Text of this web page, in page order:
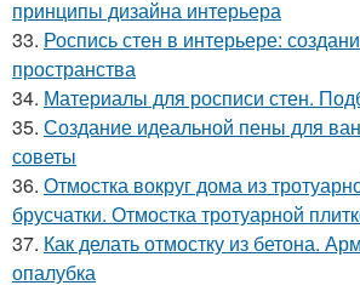
принципы дизайна интерьера
33. Роспись стен в интерьере:
пространства
34. Материалы для росписи стен.
35. Создание идеальной пены для
советы
36. Отмостка вокруг дома из
брусчатки. Отмостка тротуарной
37. Как делать отмостку из бетона.
опалубка